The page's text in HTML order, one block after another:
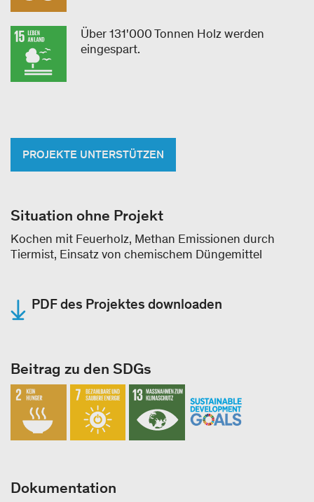
Über 131'000 Tonnen Holz werden
eingespart.
PROJEKTE UNTERSTÜTZEN
Situation ohne Projekt
Kochen mit Feuerholz, Methan Emissionen durch
Tiermist, Einsatz von chemischem Düngemittel
PDF des Projektes downloaden
Beitrag zu den SDGs
Dokumentation